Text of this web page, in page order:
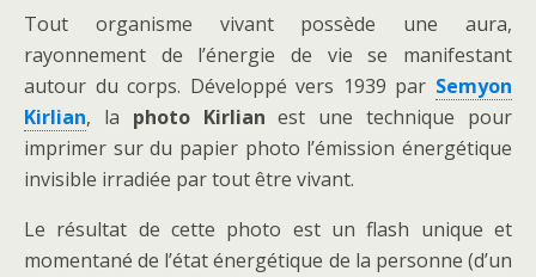
Tout organisme vivant possède une aura,
rayonnement de l’énergie de vie se manifestant
autour du corps. Développé vers 1939 par Semyon
Kirlian, la photo Kirlian est une technique pour
imprimer sur du papier photo l’émission énergétique
invisible irradiée par tout être vivant.
Le résultat de cette photo est un flash unique et
momentané de l’état énergétique de la personne (d’un